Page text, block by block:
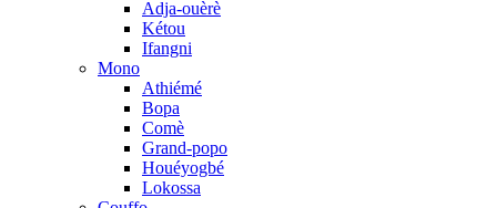
Adja-ouèrè
Kétou
Ifangni
Mono
Athiémé
Bopa
Comè
Grand-popo
Houéyogbé
Lokossa